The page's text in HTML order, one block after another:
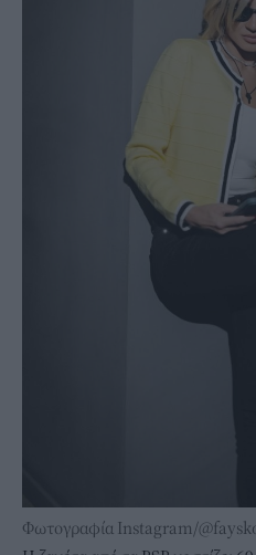
Φωτογραφία Instagram/